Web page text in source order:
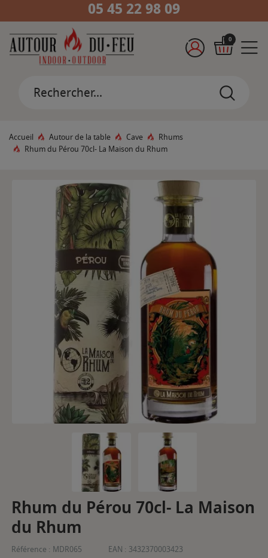
05 45 22 98 09
0
Accueil Autour de la table Cave
Rhums
Rhum du Pérou 70cl- La Maison du Rhum
Rhum du Pérou 70cl- La Maison
du Rhum
Référence : MDR065 EAN : 3432370003423